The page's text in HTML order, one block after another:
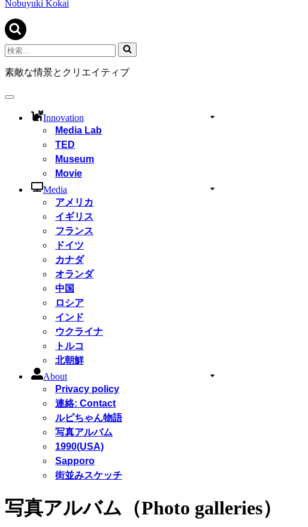
シ
ョ
ン
メ
ニ
ュ
Nobuyuki Kokai
検
索...
素敵な情景とクリエイティブ
ナ
Innovation
Media Lab
TED
Museum
Movie
Media
アメリカ
イギリス
フランス
ドイツ
カナダ
オランダ
中国
ロシア
インド
ウクライナ
トルコ
北朝鮮
About
Privacy policy
連絡: Contact
ルピちゃん物語
写真アルバム
1990(USA)
Sapporo
街並みスケッチ
写真アルバム（Photo galleries）